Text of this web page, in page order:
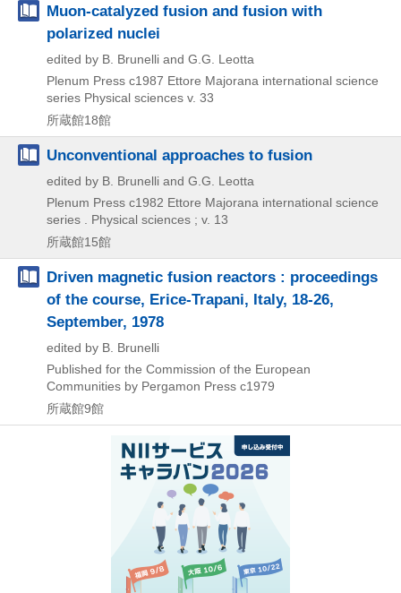
Muon-catalyzed fusion and fusion with
polarized nuclei
edited by B. Brunelli and G.G. Leotta
Plenum Press c1987 Ettore Majorana international science
series Physical sciences v. 33
所蔵館18館
Unconventional approaches to fusion
edited by B. Brunelli and G.G. Leotta
Plenum Press c1982 Ettore Majorana international science
series . Physical sciences ; v. 13
所蔵館15館
Driven magnetic fusion reactors : proceedings
of the course, Erice-Trapani, Italy, 18-26,
September, 1978
edited by B. Brunelli
Published for the Commission of the European
Communities by Pergamon Press c1979
所蔵館9館